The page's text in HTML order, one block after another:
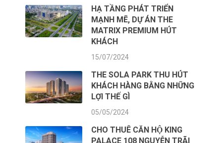
HẠ TẦNG PHÁT TRIỂN
MẠNH MẼ, DỰ ÁN THE
MATRIX PREMIUM HÚT
KHÁCH
15/07/2024
THE SOLA PARK THU HÚT
KHÁCH HÀNG BẰNG NHỮNG
LỢI THẾ GÌ
05/05/2024
CHO THUÊ CĂN HỘ KING
PALACE 108 NGUYỄN TRÃI